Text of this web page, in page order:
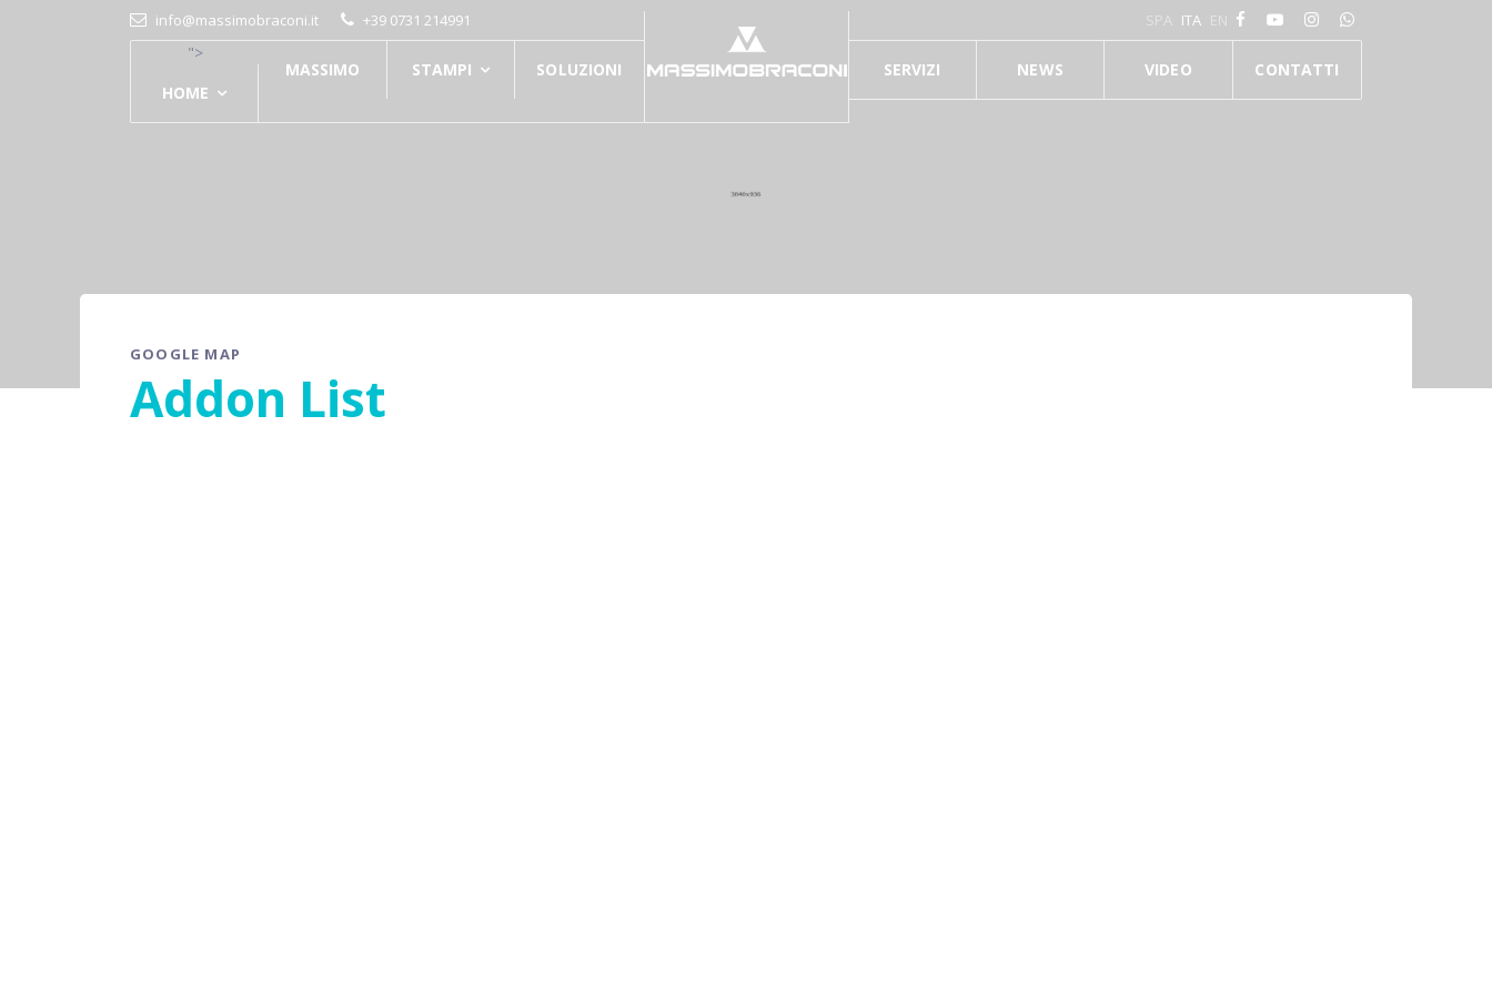
info@massimobraconi.it +39 0731 214991
">
HOME
MASSIMO STAMPI SOLUZIONI
SPA ITA EN
SERVIZI NEWS VIDEO CONTATTI
GOOGLE MAP
Addon List